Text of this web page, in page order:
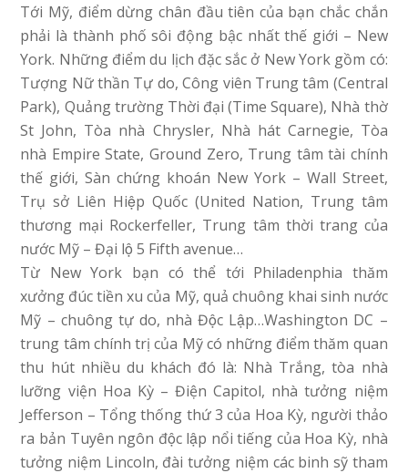
Tới Mỹ, điểm dừng chân đầu tiên của bạn chắc chắn
phải là thành phố sôi động bậc nhất thế giới – New
York. Những điểm du lịch đặc sắc ở New York gồm có:
Tượng Nữ thần Tự do, Công viên Trung tâm (Central
Park), Quảng trường Thời đại (Time Square), Nhà thờ
St John, Tòa nhà Chrysler, Nhà hát Carnegie, Tòa
nhà Empire State, Ground Zero, Trung tâm tài chính
thế giới, Sàn chứng khoán New York – Wall Street,
Trụ sở Liên Hiệp Quốc (United Nation, Trung tâm
thương mại Rockerfeller, Trung tâm thời trang của
nước Mỹ – Đại lộ 5 Fifth avenue…
Từ New York bạn có thể tới Philadenphia thăm
xưởng đúc tiền xu của Mỹ, quả chuông khai sinh nước
Mỹ – chuông tự do, nhà Độc Lập…Washington DC –
trung tâm chính trị của Mỹ có những điểm thăm quan
thu hút nhiều du khách đó là: Nhà Trắng, tòa nhà
lưỡng viện Hoa Kỳ – Điện Capitol, nhà tưởng niệm
Jefferson – Tổng thống thứ 3 của Hoa Kỳ, người thảo
ra bản Tuyên ngôn độc lập nổi tiếng của Hoa Kỳ, nhà
tưởng niệm Lincoln, đài tưởng niệm các binh sỹ tham